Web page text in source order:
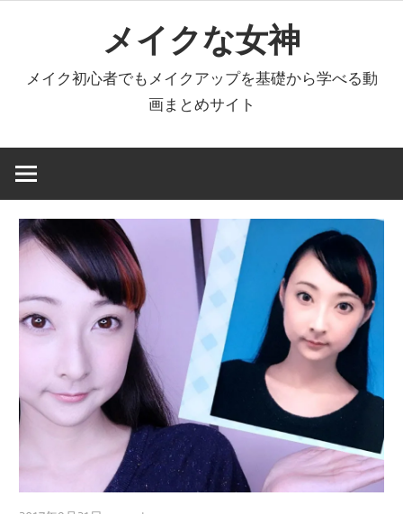
へ
キ
メイクな女神
メイク初心者でもメイクアップを基礎から学べる動
画まとめサイト